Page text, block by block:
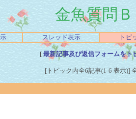
金魚質問
スレッド表示 トピ
[最新記事及び返信フォームをト
[トピック内全6記事(1-6 表示)]